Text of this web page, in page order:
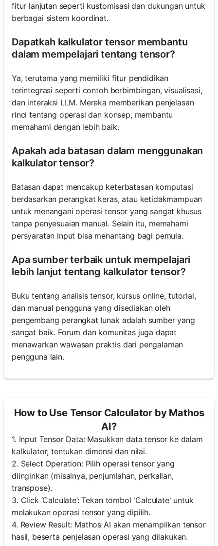
fitur lanjutan seperti kustomisasi dan dukungan untuk
berbagai sistem koordinat.
Dapatkah kalkulator tensor membantu
dalam mempelajari tentang tensor?
Ya, terutama yang memiliki fitur pendidikan
terintegrasi seperti contoh berbimbingan, visualisasi,
dan interaksi LLM. Mereka memberikan penjelasan
rinci tentang operasi dan konsep, membantu
memahami dengan lebih baik.
Apakah ada batasan dalam menggunakan
kalkulator tensor?
Batasan dapat mencakup keterbatasan komputasi
berdasarkan perangkat keras, atau ketidakmampuan
untuk menangani operasi tensor yang sangat khusus
tanpa penyesuaian manual. Selain itu, memahami
persyaratan input bisa menantang bagi pemula.
Apa sumber terbaik untuk mempelajari
lebih lanjut tentang kalkulator tensor?
Buku tentang analisis tensor, kursus online, tutorial,
dan manual pengguna yang disediakan oleh
pengembang perangkat lunak adalah sumber yang
sangat baik. Forum dan komunitas juga dapat
menawarkan wawasan praktis dari pengalaman
pengguna lain.
How to Use Tensor Calculator by Mathos
AI?
1. Input Tensor Data: Masukkan data tensor ke dalam
kalkulator, tentukan dimensi dan nilai.
2. Select Operation: Pilih operasi tensor yang
diinginkan (misalnya, penjumlahan, perkalian,
transpose).
3. Click ‘Calculate’: Tekan tombol 'Calculate' untuk
melakukan operasi tensor yang dipilih.
4. Review Result: Mathos AI akan menampilkan tensor
hasil, beserta penjelasan operasi yang dilakukan.